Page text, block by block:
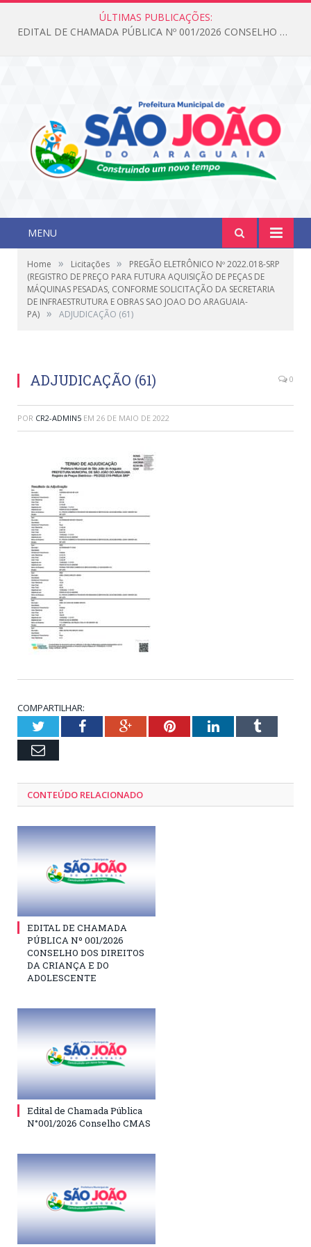
ÚLTIMAS PUBLICAÇÕES:
EDITAL DE CHAMADA PÚBLICA Nº 001/2026 CONSELHO DOS DIREITOS DA CRIANÇA E DO ADOLESCENTE
MENU
Home » Licitações »
PREGÃO ELETRÔNICO Nº 2022.018-SRP
(REGISTRO DE PREÇO PARA FUTURA AQUISIÇÃO DE PEÇAS DE
MÁQUINAS PESADAS, CONFORME SOLICITAÇÃO DA SECRETARIA
DE INFRAESTRUTURA E OBRAS SAO JOAO DO ARAGUAIA-
PA) » ADJUDICAÇÃO (61)
ADJUDICAÇÃO (61) 0
POR CR2-ADMIN5 EM 26 DE MAIO DE 2022
COMPARTILHAR:
TwitterFacebookGoogle+PinterestLinkedInTumblr
Email
CONTEÚDO RELACIONADO
EDITAL DE CHAMADA
PÚBLICA Nº 001/2026
CONSELHO DOS DIREITOS
DA CRIANÇA E DO
ADOLESCENTE
Edital de Chamada Pública
N°001/2026 Conselho CMAS